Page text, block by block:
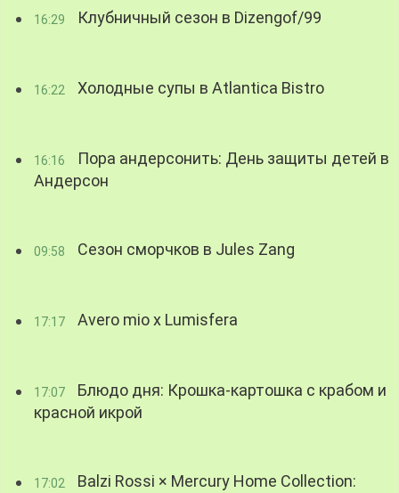
16:29 Клубничный сезон в Dizengof/99
16:22 Холодные супы в Atlantica Bistro
16:16
Пора андерсонить: День защиты детей в
Андерсон
09:58 Сезон сморчков в Jules Zang
17:17 Avero mio x Lumisfera
17:07
Блюдо дня: Крошка-картошка с крабом и
красной икрой
17:02
Balzi Rossi × Mercury Home Collection: